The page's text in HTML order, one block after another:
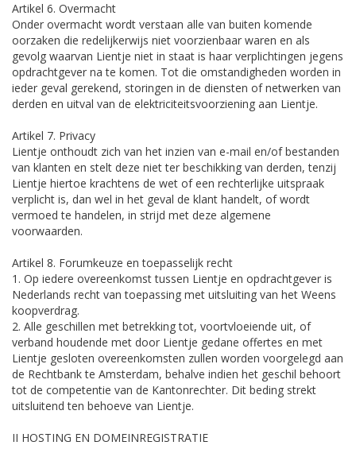
Artikel 6. Overmacht
Onder overmacht wordt verstaan alle van buiten komende
oorzaken die redelijkerwijs niet voorzienbaar waren en als
gevolg waarvan Lientje niet in staat is haar verplichtingen jegens
opdrachtgever na te komen. Tot die omstandigheden worden in
ieder geval gerekend, storingen in de diensten of netwerken van
derden en uitval van de elektriciteitsvoorziening aan Lientje.
Artikel 7. Privacy
Lientje onthoudt zich van het inzien van e-mail en/of bestanden
van klanten en stelt deze niet ter beschikking van derden, tenzij
Lientje hiertoe krachtens de wet of een rechterlijke uitspraak
verplicht is, dan wel in het geval de klant handelt, of wordt
vermoed te handelen, in strijd met deze algemene
voorwaarden.
Artikel 8. Forumkeuze en toepasselijk recht
1. Op iedere overeenkomst tussen Lientje en opdrachtgever is
Nederlands recht van toepassing met uitsluiting van het Weens
koopverdrag.
2. Alle geschillen met betrekking tot, voortvloeiende uit, of
verband houdende met door Lientje gedane offertes en met
Lientje gesloten overeenkomsten zullen worden voorgelegd aan
de Rechtbank te Amsterdam, behalve indien het geschil behoort
tot de competentie van de Kantonrechter. Dit beding strekt
uitsluitend ten behoeve van Lientje.
II HOSTING EN DOMEINREGISTRATIE